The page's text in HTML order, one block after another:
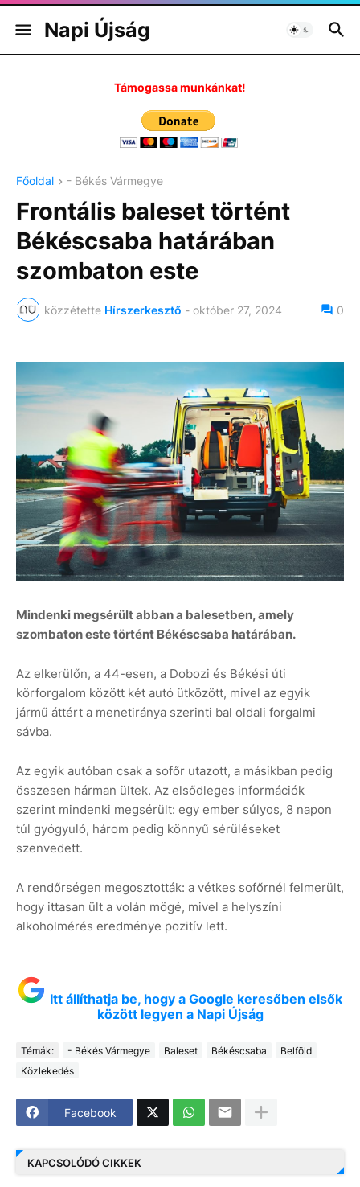
Napi Újság
Támogassa munkánkat!
Főoldal - Békés Vármegye
Frontális baleset történt
Békéscsaba határában
szombaton este
közzétette Hírszerkesztő - október 27, 2024 0
Mindenki megsérült abban a balesetben, amely
szombaton este történt Békéscsaba határában.
Az elkerülőn, a 44-esen, a Dobozi és Békési úti
körforgalom között két autó ütközött, mivel az egyik
jármű áttért a menetiránya szerinti bal oldali forgalmi
sávba.
Az egyik autóban csak a sofőr utazott, a másikban pedig
összesen hárman ültek. Az elsődleges információk
szerint mindenki megsérült: egy ember súlyos, 8 napon
túl gyógyuló, három pedig könnyű sérüléseket
szenvedett.
A rendőrségen megosztották: a vétkes sofőrnél felmerült,
hogy ittasan ült a volán mögé, mivel a helyszíni
alkoholmérés eredménye pozitív lett.
Itt állíthatja be, hogy a Google keresőben elsők
között legyen a Napi Újság
Témák: - Békés Vármegye Baleset Békéscsaba
Belföld
Közlekedés
Facebook
KAPCSOLÓDÓ CIKKEK